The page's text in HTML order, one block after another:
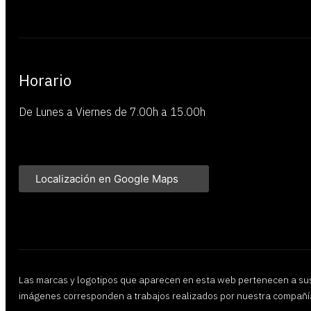
Horario
De Lunes a Viernes de 7.00h a 15.00h
Localización en Google Maps
Las marcas y logotipos que aparecen en esta web pertenecen a
imágenes corresponden a trabajos realizados por nuestra